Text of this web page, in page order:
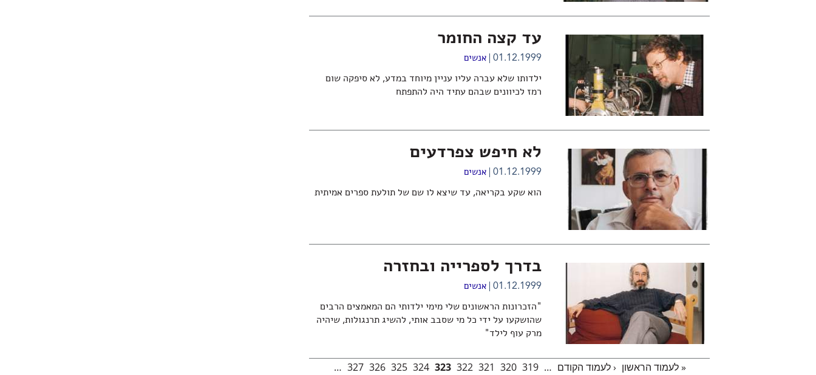
עד קצה החומר
01.12.1999 אנשים
ילדותו שלא עברה עליו עניין מיוחד במדע, לא סיפקה שום
רמז לכיוונים שבהם עתיד היה להתפתח
לא חיפש צפרדעים
01.12.1999 אנשים
הוא שקע בקריאה, עד שיצא לו שם של תולעת ספרים אמיתית
בדרך לספרייה ובחזרה
01.12.1999 אנשים
"הזכרונות הראשונים שלי מימי ילדותי הם המאמצים הרבים
שהושקעו על ידי כל מי שסבב אותי, להשיג תרנגולות, שיהיה
מרק עוף לילד"
עמודים« לעמוד הראשון ‹ לעמוד הקודם …
319
320
321
322
323
324
325
326
327
…